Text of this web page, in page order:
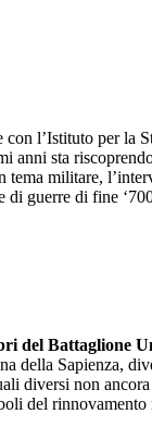
l’Istituto per la
sta
militare,
di guerre di fine
del Battaglione
della Sapienza,
diversi non
del rinnovamento